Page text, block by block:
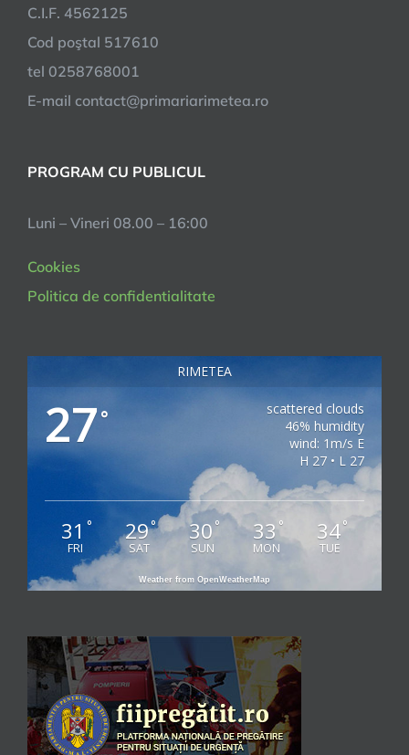
C.I.F. 4562125
Cod poştal 517610
tel 0258768001
E-mail contact@primariarimetea.ro
PROGRAM CU PUBLICUL
Luni – Vineri 08.00 – 16:00
Cookies
Politica de confidentialitate
RIMETEA
27°
scattered clouds
46% humidity
wind: 1m/s E
H 27 • L 27
31 °
FRI
29°
SAT
30°
SUN
33 °
MON
34°
TUE
Weather from OpenWeatherMap